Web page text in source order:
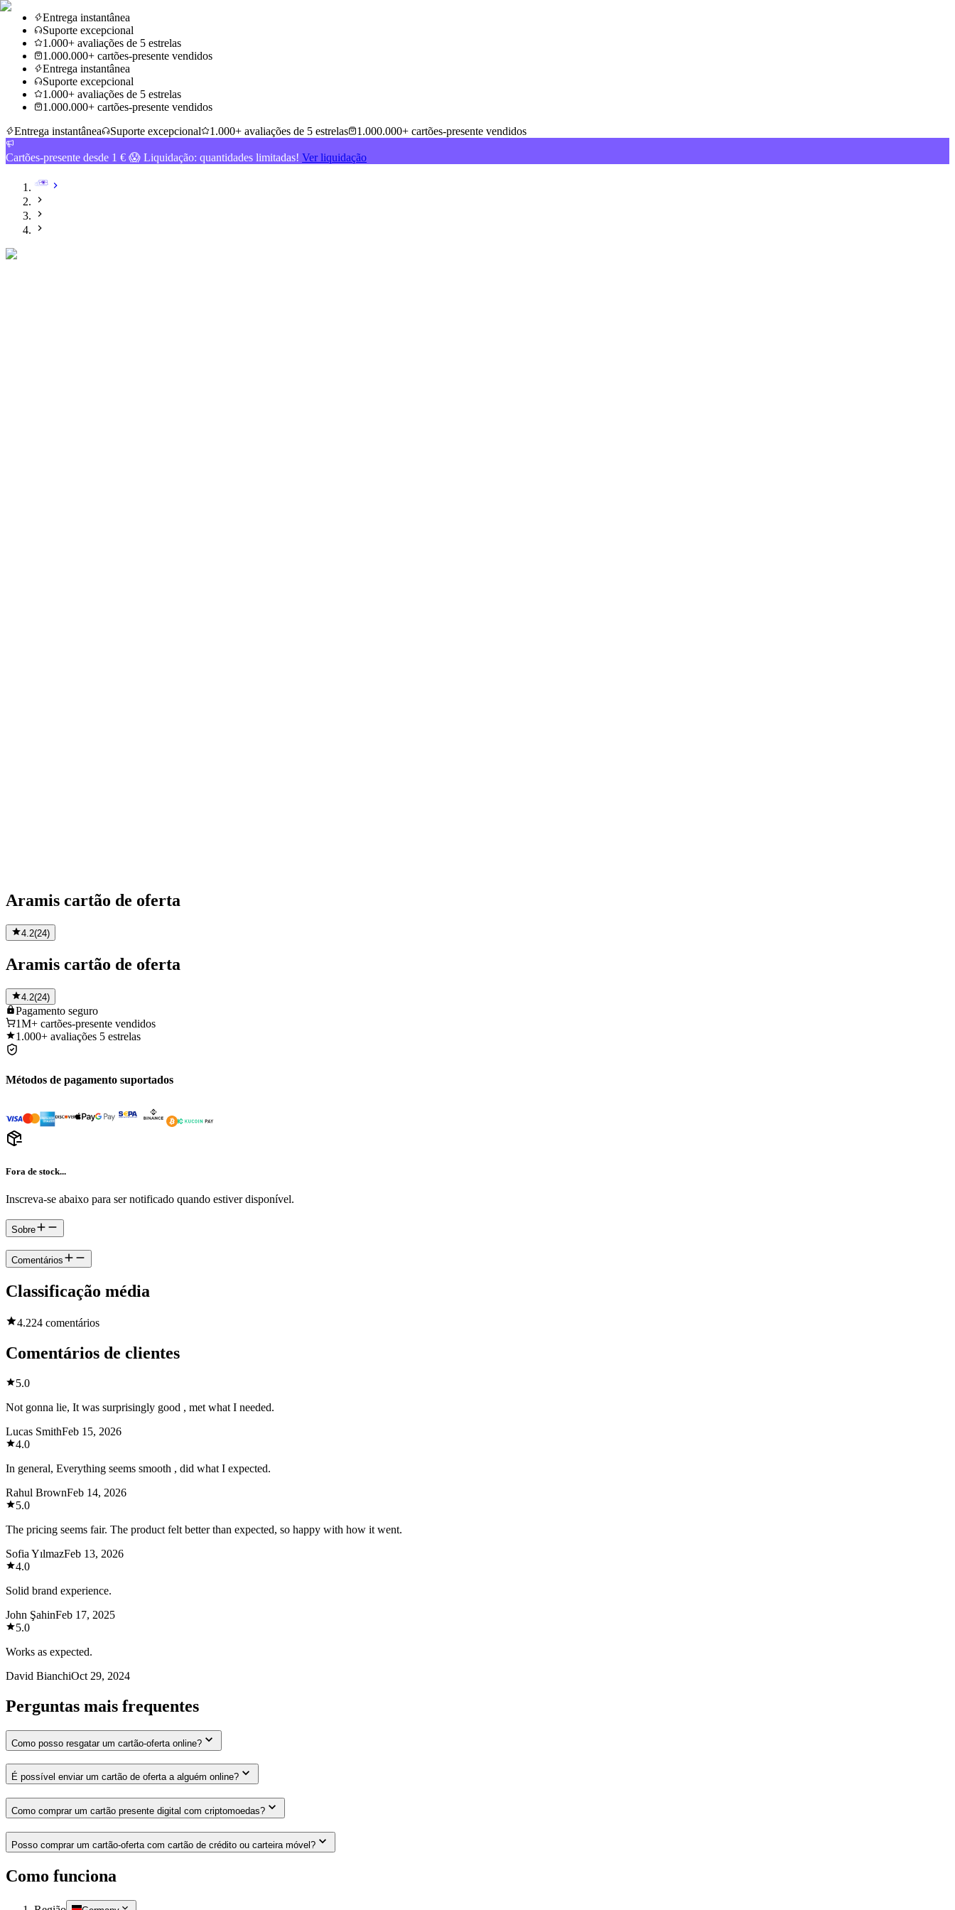
Entrega instantânea
Suporte excepcional
1.000+ avaliações de 5 estrelas
1.000.000+ cartões-presente vendidos
Entrega instantânea
Suporte excepcional
1.000+ avaliações de 5 estrelas
1.000.000+ cartões-presente vendidos
Entrega instantânea
Suporte excepcional 1.000+ avaliações de 5 estrelas 1.000.000+ cartões-presente vendidos
Cartões-presente desde 1 € 😱 Liquidação: quantidades limitadas! Ver liquidação
Aramis cartão de oferta
4.2(24)
Aramis cartão de oferta
4.2(24)
Pagamento seguro
1M+ cartões-presente vendidos
1.000+ avaliações 5 estrelas
Métodos de pagamento suportados
Fora de stock...
Inscreva-se abaixo para ser notificado quando estiver disponível.
Sobre
Comentários
Classificação média
4.224 comentários
Comentários de clientes
5.0
Not gonna lie, It was surprisingly good , met what I needed.
Lucas SmithFeb 15, 2026
4.0
In general, Everything seems smooth , did what I expected.
Rahul BrownFeb 14, 2026
5.0
The pricing seems fair. The product felt better than expected, so happy with how it went.
Sofia YılmazFeb 13, 2026
4.0
Solid brand experience.
John ŞahinFeb 17, 2025
5.0
Works as expected.
David BianchiOct 29, 2024
Perguntas mais frequentes
Como posso resgatar um cartão-oferta online?
É possível enviar um cartão de oferta a alguém online?
Como comprar um cartão presente digital com criptomoedas?
Posso comprar um cartão-oferta com cartão de crédito ou carteira móvel?
Como funciona